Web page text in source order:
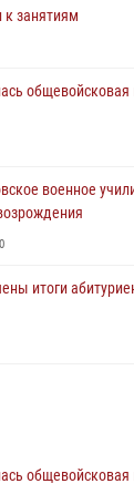
к занятиям
общевойсковая
военное
итоги
общевойсковая